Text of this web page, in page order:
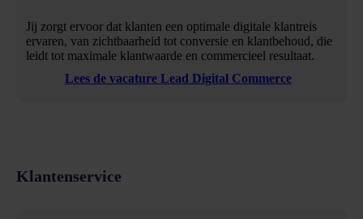
Jij zorgt ervoor dat klanten een optimale digitale klantreis
ervaren, van zichtbaarheid tot conversie en klantbehoud, die
leidt tot maximale klantwaarde en commercieel resultaat.
Lees de vacature Lead Digital Commerce
Klantenservice